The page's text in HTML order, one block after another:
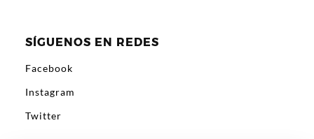
SÍGUENOS EN REDES
Facebook
Instagram
Twitter